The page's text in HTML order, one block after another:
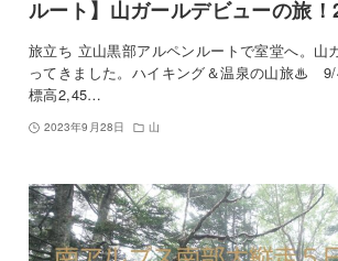
ルート】山ガールデビューの旅
旅立ち 立山黒部アルペンルートで室堂へ。山
ってきました。ハイキング＆温泉の山旅♨ 9/
標高2,45…
2023年9月28日 山